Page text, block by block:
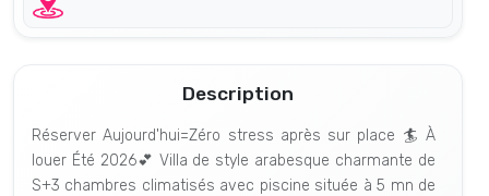
Description
Réserver Aujourd'hui=Zéro stress après sur place 🏄 À
louer Été 2026💕 Villa de style arabesque charmante de
S+3 chambres climatisés avec piscine située à 5 mn de